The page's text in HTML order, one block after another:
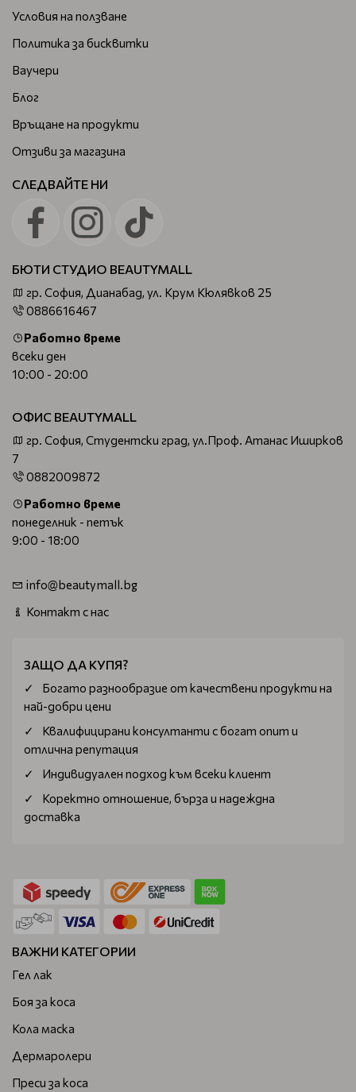
Условия на ползване
Политика за бисквитки
Ваучери
Блог
Връщане на продукти
Отзиви за магазина
СЛЕДВАЙТЕ НИ
БЮТИ СТУДИО BEAUTYMALL
гр. София, Дианабад, ул. Крум Кюлявков 25
0886616467
Работно време
всеки ден
10:00 - 20:00
ОФИС BEAUTYMALL
гр. София, Студентски град, ул.Проф. Атанас Иширков
7
0882009872
Работно време
понеделник - петък
9:00 - 18:00
info@beautymall.bg
Контакт с нас
ЗАЩО ДА КУПЯ?
Богатo разнообразие от качествени продукти на
най-добри цени
Квалифицирани консултанти с богат опит и
отлична репутация
Индивидуален подход към всеки клиент
Коректно отношение, бърза и надеждна
доставка
ВАЖНИ КАТЕГОРИИ
Гел лак
Боя за коса
Кола маска
Дермаролери
Преси за коса